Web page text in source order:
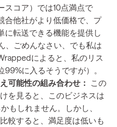
スコア）では10点満点で
合他社がより低価格で、プ
に転送できる機能を提供し
、ごめんなさい、でも私は
によると、私のリス
99%に入るそうですが）。
可能性の組み合わせ：
この
を見ると、このビジネスは
もしれません。しかし、
較すると、満足度は低いも